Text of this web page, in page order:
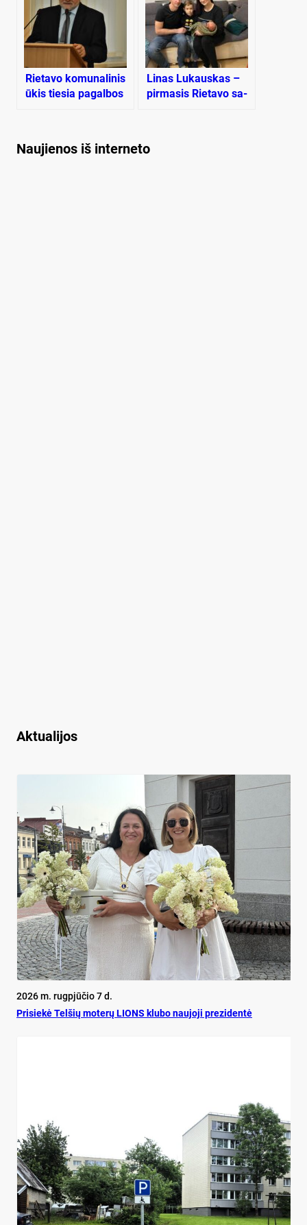
Rie­ta­vo ko­mu­na­li­nis
ūkis tie­sia pa­gal­bos
Li­nas Lu­kaus­kas –
pir­ma­sis Rie­ta­vo sa­
Naujienos iš interneto
Aktualijos
2026 m. rugpjūčio 7 d.
Pri­siekė Tel­šių mo­terų LIONS klu­bo nau­jo­ji pre­zi­dentė